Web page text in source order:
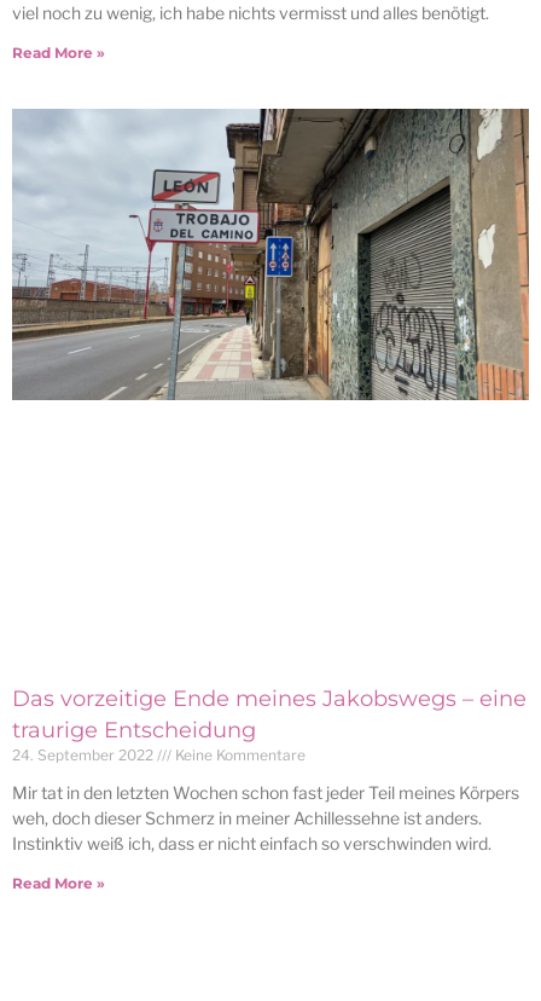
viel noch zu wenig, ich habe nichts vermisst und alles benötigt.
Read More »
Das vorzeitige Ende meines Jakobswegs – eine
traurige Entscheidung
24. September 2022 Keine Kommentare
Mir tat in den letzten Wochen schon fast jeder Teil meines Körpers
weh, doch dieser Schmerz in meiner Achillessehne ist anders.
Instinktiv weiß ich, dass er nicht einfach so verschwinden wird.
Read More »